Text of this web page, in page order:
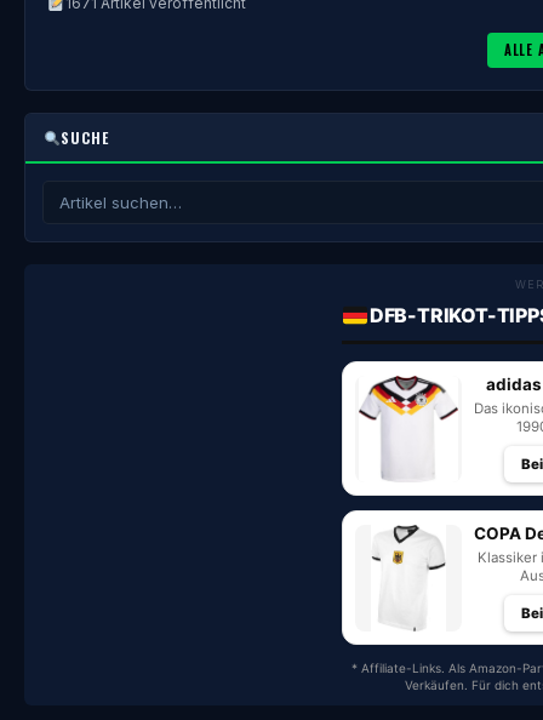
ALLE
SUCHE
DFB-TRIKOT-
Das
COPA
Klassiker
* Affiliate-Links. Als Amazon-
Verkäufen. Für dich